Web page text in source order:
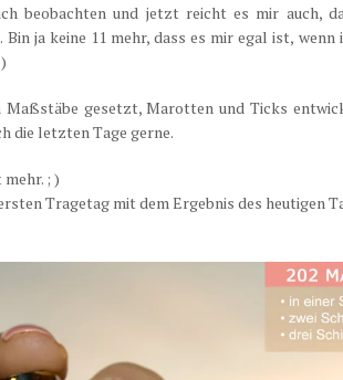
beobachten und jetzt reicht es mir auch,
ja keine 11 mehr, dass es mir egal ist,
Maßstäbe gesetzt, Marotten und Ticks
die letzten Tage gerne.
; )
Tragetag mit dem Ergebnis des heutigen